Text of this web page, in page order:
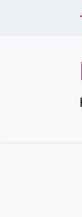
Een